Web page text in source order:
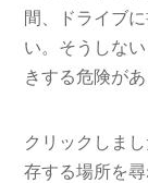
間、ドライブ
い。そうしな
きする危険があ
クリックしまし
存する場所を